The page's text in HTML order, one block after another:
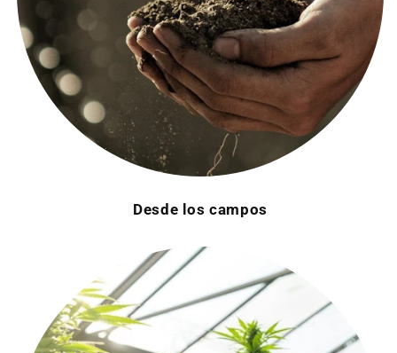
Desde los campos